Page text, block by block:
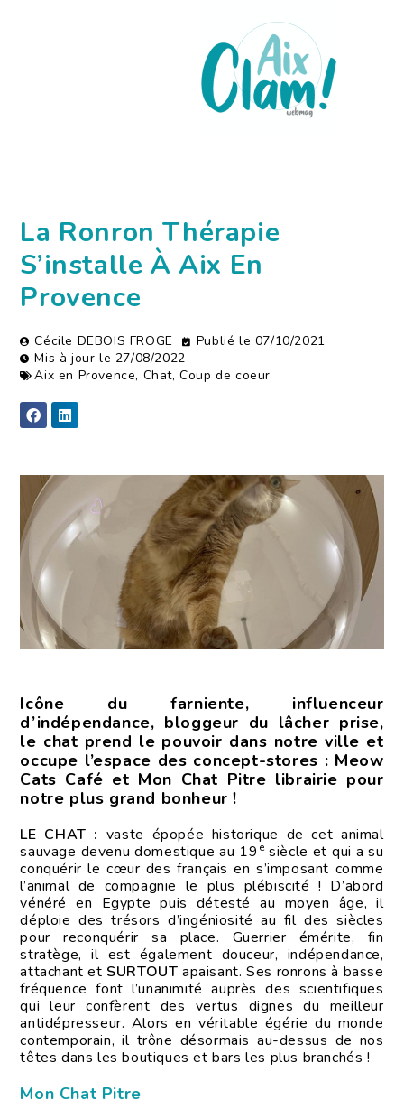
La Ronron Thérapie
S’installe À Aix En
Provence
Cécile DEBOIS FROGE Publié le 07/10/2021
Mis à jour le 27/08/2022
Aix en Provence, Chat,Coup de coeur
Icône du farniente, influenceur
d’indépendance, bloggeur du lâcher prise,
le chat prend le pouvoir dans notre ville et
occupe l’espace des concept-stores : Meow
Cats Café et Mon Chat Pitre librairie pour
notre plus grand bonheur !
LE CHAT : vaste épopée historique de cet animal
sauvage devenu domestique au 19 esiècle et qui a su
conquérir le cœur des français en s’imposant comme
l’animal de compagnie le plus plébiscité ! D’abord
vénéré en Egypte puis détesté au moyen âge, il
déploie des trésors d’ingéniosité au fil des siècles
pour reconquérir sa place. Guerrier émérite, fin
stratège, il est également douceur, indépendance,
attachant et SURTOUTapaisant. Ses ronrons à basse
fréquence font l’unanimité auprès des scientifiques
qui leur confèrent des vertus dignes du meilleur
antidépresseur. Alors en véritable égérie du monde
contemporain, il trône désormais au-dessus de nos
têtes dans les boutiques et bars les plus branchés !
Mon Chat Pitre